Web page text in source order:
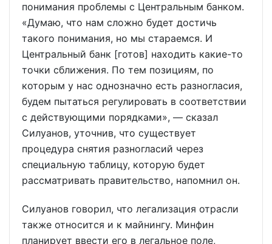
понимания проблемы с Центральным банком.
«Думаю, что нам сложно будет достичь
такого понимания, но мы стараемся. И
Центральный банк [готов] находить какие-то
точки сближения. По тем позициям, по
которым у нас однозначно есть разногласия,
будем пытаться регулировать в соответствии
с действующими порядками», — сказал
Силуанов, уточнив, что существует
процедура снятия разногласий через
специальную таблицу, которую будет
рассматривать правительство, напомнил он.
Силуанов говорил, что легализация отрасли
также относится и к майнингу. Минфин
планирует ввести его в легальное поле,